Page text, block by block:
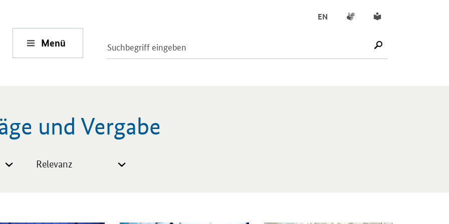
Menü SUCHE STARTEN
EN Gebärdensprache
Leichte Sprache
und Vergabe